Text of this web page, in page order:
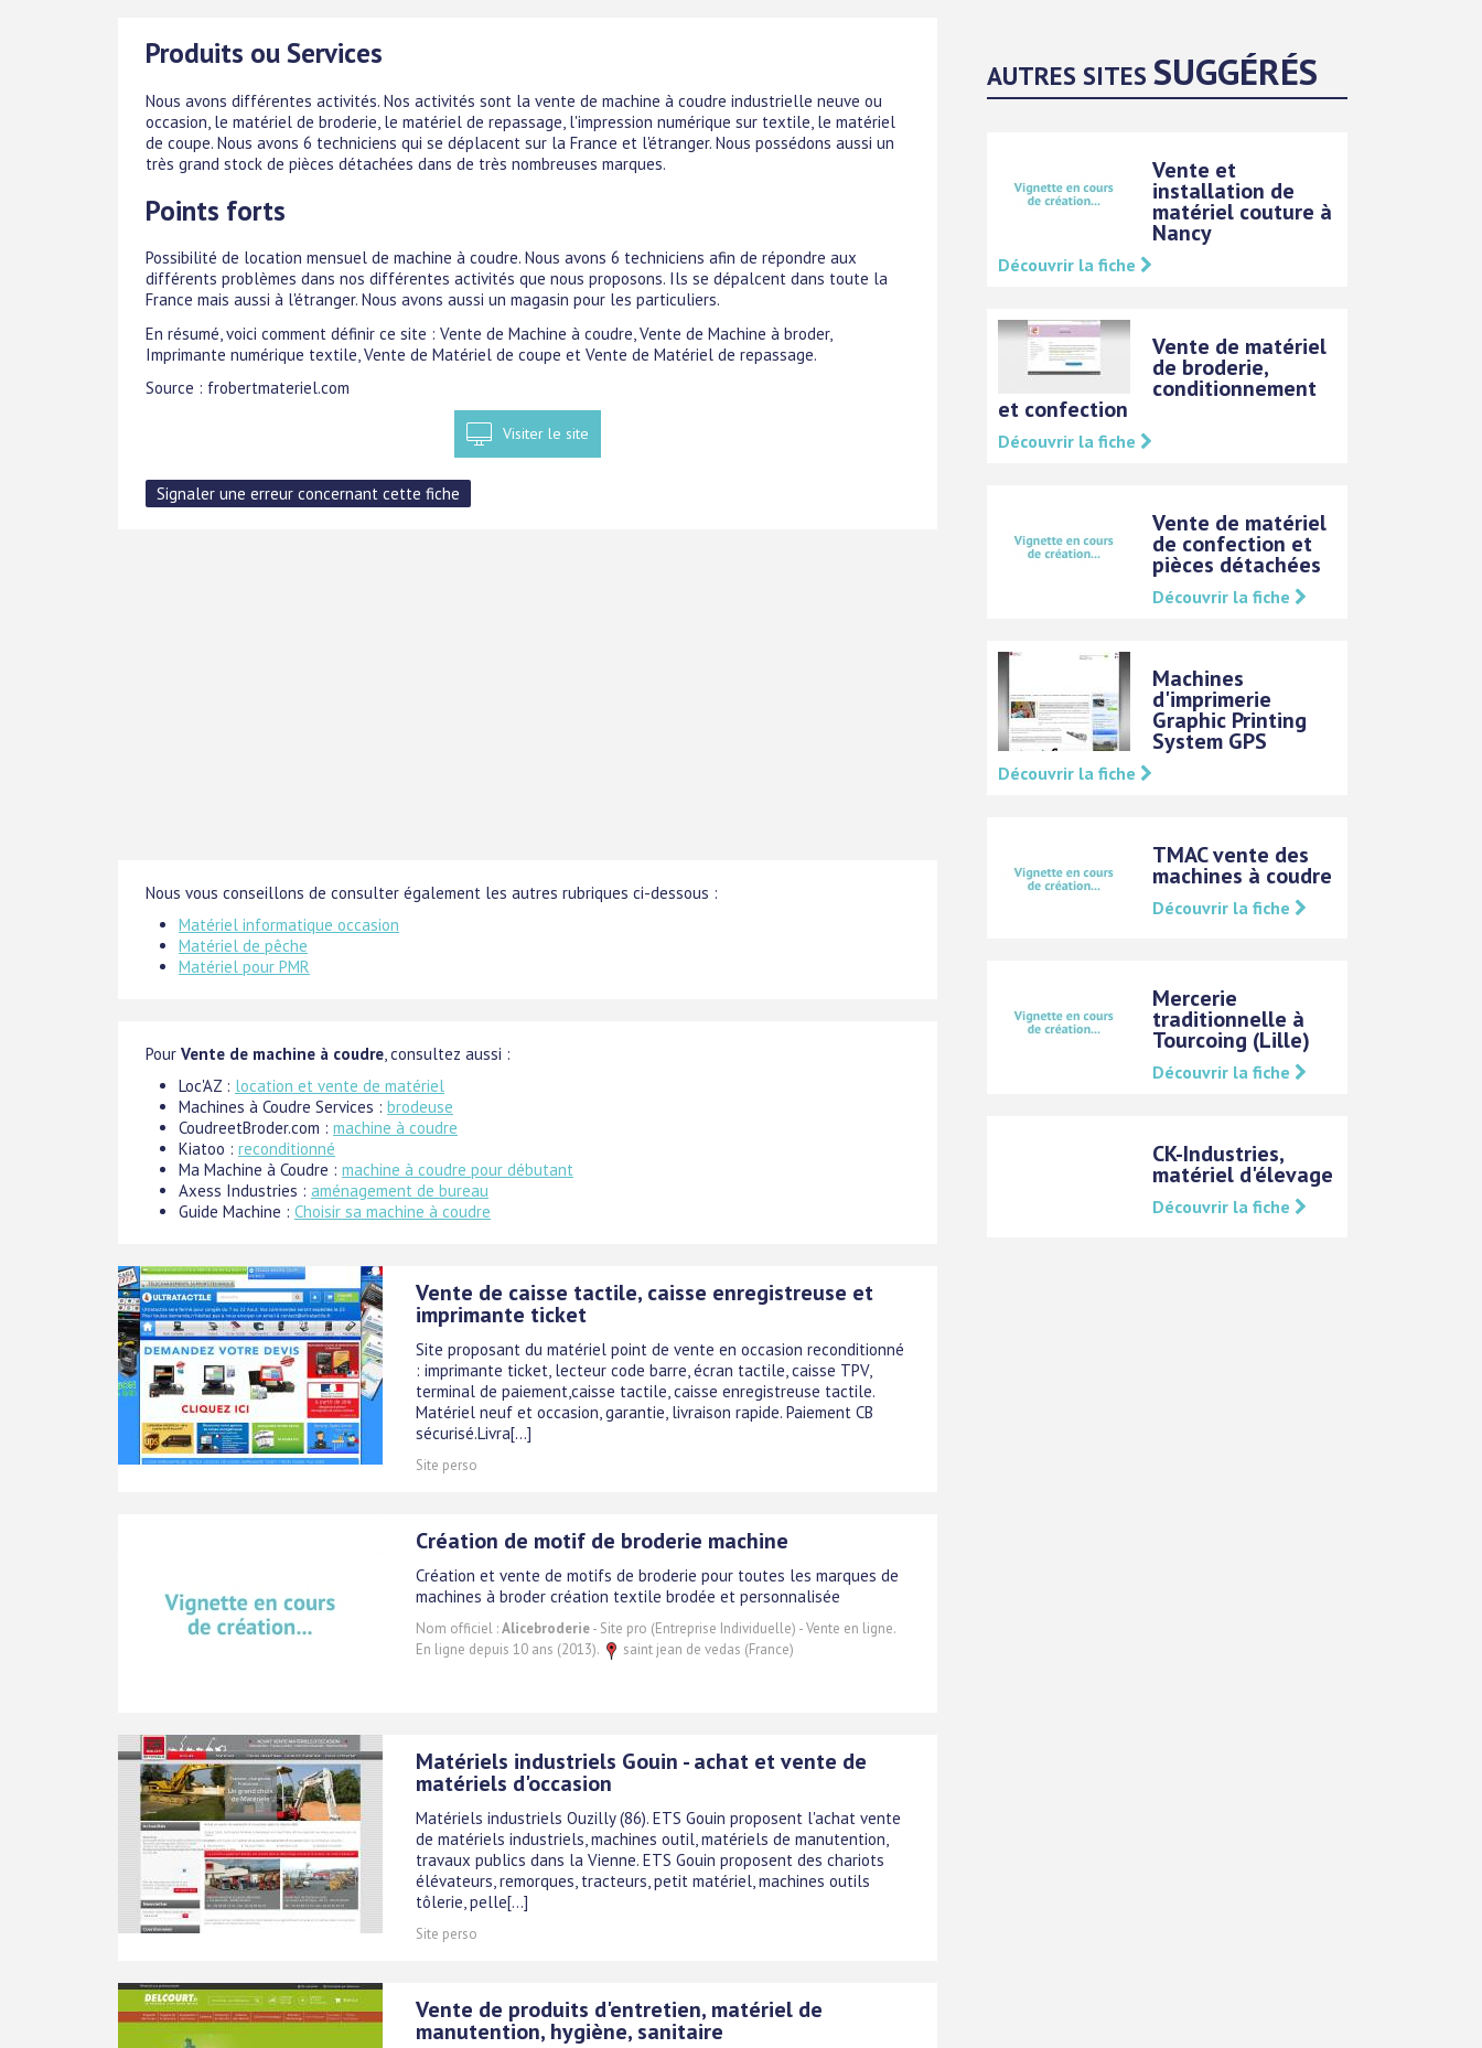
Produits ou Services
Nous avons différentes activités. Nos activités sont la vente de machine à coudre industrielle neuve ou
occasion, le matériel de broderie, le matériel de repassage, l'impression numérique sur textile, le matériel
de coupe. Nous avons 6 techniciens qui se déplacent sur la France et l'étranger. Nous possédons aussi un
très grand stock de pièces détachées dans de très nombreuses marques.
Points forts
Possibilité de location mensuel de machine à coudre. Nous avons 6 techniciens afin de répondre aux
différents problèmes dans nos différentes activités que nous proposons. Ils se dépalcent dans toute la
France mais aussi à l'étranger. Nous avons aussi un magasin pour les particuliers.
En résumé, voici comment définir ce site : Vente de Machine à coudre, Vente de Machine à broder,
Imprimante numérique textile, Vente de Matériel de coupe et Vente de Matériel de repassage.
Source : frobertmateriel.com
Visiter le site
Nous vous conseillons de consulter également les autres rubriques ci-dessous :
Matériel informatique occasion
Matériel de pêche
Matériel pour PMR
Pour Vente de machine à coudre, consultez aussi :
Loc'AZ : location et vente de matériel
Machines à Coudre Services : brodeuse
CoudreetBroder.com : machine à coudre
Kiatoo : reconditionné
Ma Machine à Coudre : machine à coudre pour débutant
Axess Industries : aménagement de bureau
Guide Machine : Choisir sa machine à coudre
Vente de caisse tactile, caisse enregistreuse et
imprimante ticket
Site proposant du matériel point de vente en occasion reconditionné
: imprimante ticket, lecteur code barre, écran tactile, caisse TPV,
terminal de paiement,caisse tactile, caisse enregistreuse tactile.
Matériel neuf et occasion, garantie, livraison rapide. Paiement CB
sécurisé.Livra[...]
Site perso
Création de motif de broderie machine
Création et vente de motifs de broderie pour toutes les marques de
machines à broder création textile brodée et personnalisée
Nom officiel :Alicebroderie- Site pro (Entreprise Individuelle) - Vente en ligne.
En ligne depuis 10 ans (2013).
saint jean de vedas (France)
Matériels industriels Gouin - achat et vente de
matériels d'occasion
Matériels industriels Ouzilly (86). ETS Gouin proposent l'achat vente
de matériels industriels, machines outil, matériels de manutention,
travaux publics dans la Vienne. ETS Gouin proposent des chariots
élévateurs, remorques, tracteurs, petit matériel, machines outils
tôlerie, pelle[...]
Site perso
Vente de produits d'entretien, matériel de
manutention, hygiène, sanitaire
AUTRES SITESSUGGÉRÉS
Vente et
installation de
matériel couture à
Nancy
Découvrir la fiche
Vente de matériel
de broderie,
conditionnement
et confection
Découvrir la fiche
Vente de matériel
de confection et
pièces détachées
Découvrir la fiche
Machines
d'imprimerie
Graphic Printing
System GPS
Découvrir la fiche
TMAC vente des
machines à coudre
Découvrir la fiche
Mercerie
traditionnelle à
Tourcoing (Lille)
Découvrir la fiche
CK-Industries,
matériel d'élevage
Découvrir la fiche